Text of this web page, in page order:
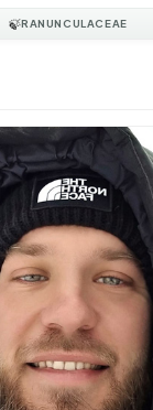
🍃RANUNCULACEAE